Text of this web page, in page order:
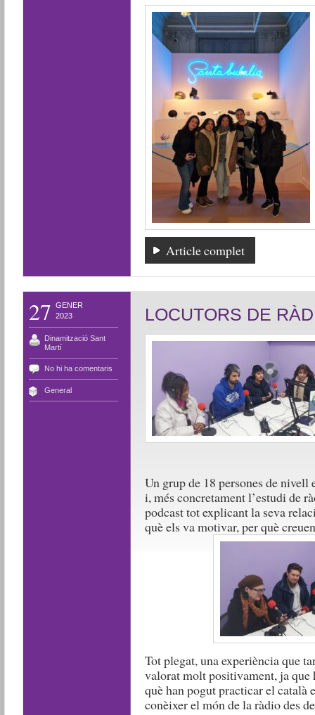
Article complet
27 GENER
2023
Dinamització Sant
Martí
No hi ha comentaris
General
LOCUTORS DE
Un grup de 18 persones de
i, més concretament l’estudi de
podcast tot explicant la seva
què els va motivar, per què
Tot plegat, una experiència que
valorat molt positivament, ja que
què han pogut practicar el català
conèixer el món de la ràdio des